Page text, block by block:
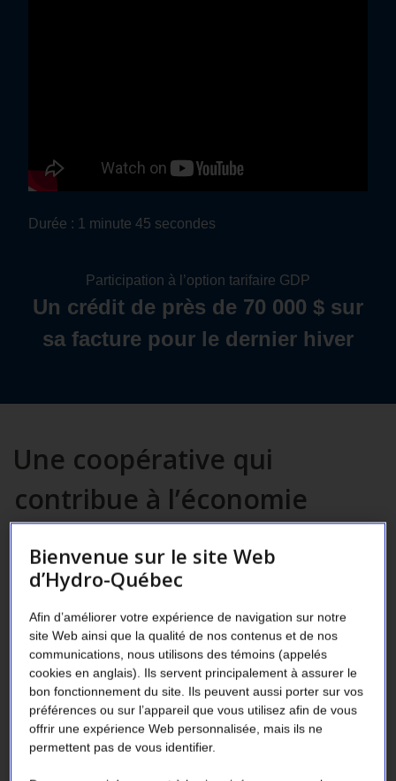
Durée : 1 minute 45 secondes
Participation à l’option tarifaire GDP
Un crédit de près de 70 000 $ sur
sa facture pour le dernier hiver
Une coopérative qui
contribue à l’économie
locale
Située dans la région de Québec, la
coopérative alimentaire des
consommateurs de Lorette, mieux connue
sous le nom de Convivio, regroupe 22 000
membres. Elle exploite trois épiceries IGA
extra ainsi qu’une cuisine de production et
est propriétaire d’un parc immobilier.
Convivio cherche continuellement des
Bienvenue sur le site Web
d’Hydro-Québec
Afin d’améliorer votre expérience de navigation sur notre
site Web ainsi que la qualité de nos contenus et de nos
communications, nous utilisons des témoins (appelés
cookies en anglais). Ils servent principalement à assurer le
bon fonctionnement du site. Ils peuvent aussi porter sur vos
préférences ou sur l’appareil que vous utilisez afin de vous
offrir une expérience Web personnalisée, mais ils ne
permettent pas de vous identifier.